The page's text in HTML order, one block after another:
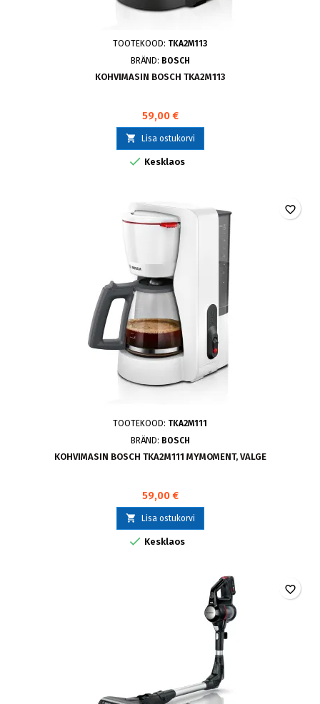
TOOTEKOOD: TKA2M113
BRÄND: BOSCH
KOHVIMASIN BOSCH TKA2M113
59,00 €
 Lisa ostukorvi
 Kesklaos
TOOTEKOOD: TKA2M111
BRÄND: BOSCH
KOHVIMASIN BOSCH TKA2M111 MYMOMENT, VALGE
59,00 €
 Lisa ostukorvi
 Kesklaos
favorite_border
favorite_border